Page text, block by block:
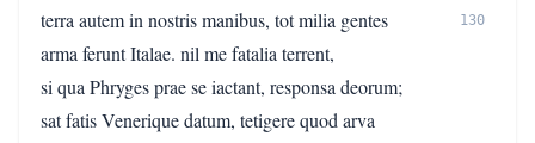
terra autem in nostris manibus, tot milia gentes
130
arma ferunt Italae. nil me fatalia terrent,
si qua Phryges prae se iactant, responsa deorum;
sat fatis Venerique datum, tetigere quod arva